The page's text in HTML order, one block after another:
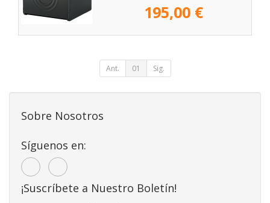
195,00 €
Ant. 01 Sig.
Sobre Nosotros
Síguenos en:
¡Suscríbete a Nuestro Boletín!